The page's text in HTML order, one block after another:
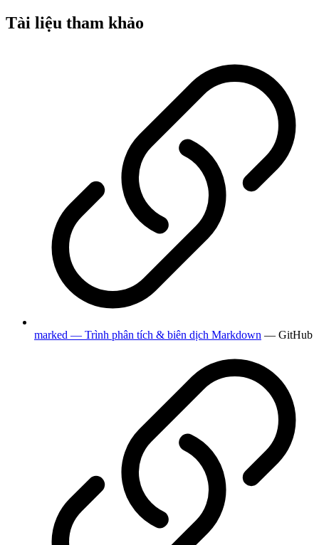
Tài liệu tham khảo
marked — Trình phân tích & biên dịch Markdown — GitHub